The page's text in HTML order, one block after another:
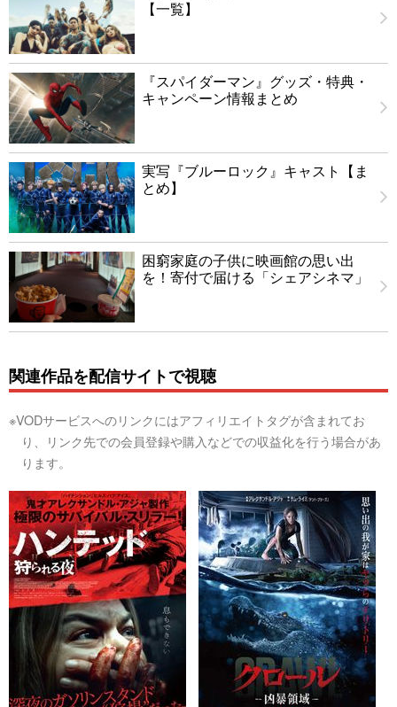
【一覧】
『スパイダーマン』グッズ・特典・
キャンペーン情報まとめ
実写『ブルーロック』キャスト【ま
とめ】
困窮家庭の子供に映画館の思い出
を！寄付で届ける「シェアシネマ」
関連作品を配信サイトで視聴
※VODサービスへのリンクにはアフィリエイトタグが含まれてお
り、リンク先での会員登録や購入などでの収益化を行う場合があ
ります。